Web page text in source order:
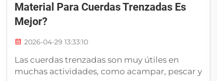
Material Para Cuerdas Trenzadas Es
Mejor?
2026-04-29 13:33:10
Las cuerdas trenzadas son muy útiles en
muchas actividades, como acampar, pescar y